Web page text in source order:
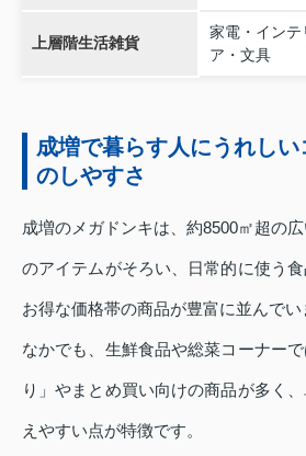
上層階生活雑貨
家電・インテ
ア・文具
成増で暮らす人にうれし
のしやすさ
成増のメガドンキは、約8500㎡超の
のアイテムがそろい、日常的に使う食
お得な価格帯の商品が豊富に並んでい
なかでも、生鮮食品や総菜コーナー
り」やまとめ買い向けの商品が多く
えやすい点が特徴です。